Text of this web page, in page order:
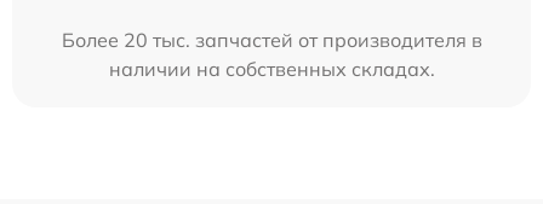
Более 20 тыс. запчастей от производителя в
наличии на собственных складах.